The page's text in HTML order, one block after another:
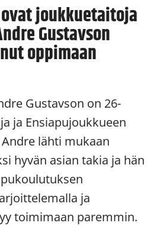
joukkuetaitoja
Gustavson
oppimaan
Gustavson on 26-
ja Ensiapujoukkueen
lähti mukaan
hyvän asian takia ja hän
ja
toimimaan paremmin.